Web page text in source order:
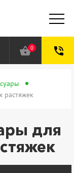
shopping_basket0 phone_in_talk
растяжек
для